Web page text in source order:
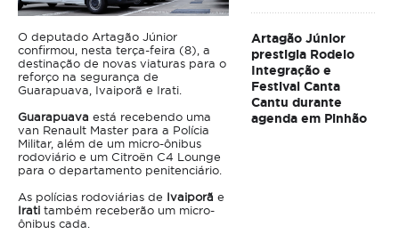
O deputado Artagão Júnior
confirmou, nesta terça-feira (8), a
destinação de novas viaturas para o
reforço na segurança de
Guarapuava, Ivaiporã e Irati.
Guarapuava está recebendo uma
van Renault Master para a Polícia
Militar, além de um micro-ônibus
rodoviário e um Citroën C4 Lounge
para o departamento penitenciário.
As polícias rodoviárias de Ivaiporã e
Irati também receberão um micro-
ônibus cada.
Artagão Júnior
prestigia Rodeio
Integração e
Festival Canta
Cantu durante
agenda em Pinhão